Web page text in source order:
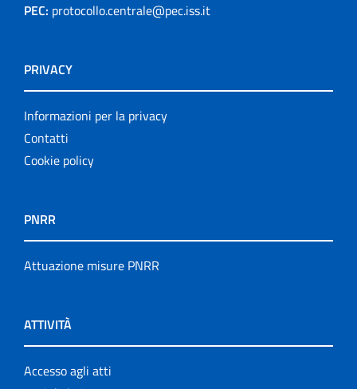
PEC: protocollo.centrale@pec.iss.it
PRIVACY
Informazioni per la privacy
Contatti
Cookie policy
PNRR
Attuazione misure PNRR
ATTIVITÀ
Accesso agli atti